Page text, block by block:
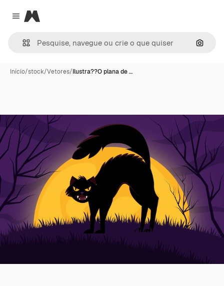
Close menu
Magnific
Início/stock/Vetores/Ilustra??O plana de …